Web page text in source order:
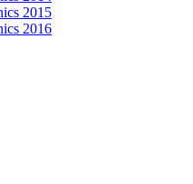
2015
2016